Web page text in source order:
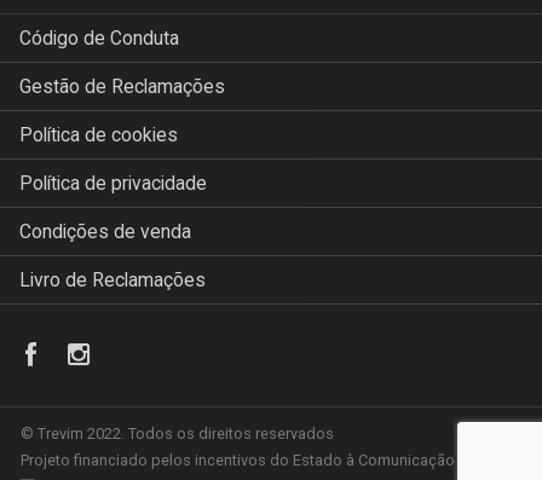
Código de Conduta
Gestão de Reclamações
Política de cookies
Política de privacidade
Condições de venda
Livro de Reclamações
© Trevim 2022. Todos os direitos reservados
Projeto financiado pelos incentivos do Estado à Comunicação Social